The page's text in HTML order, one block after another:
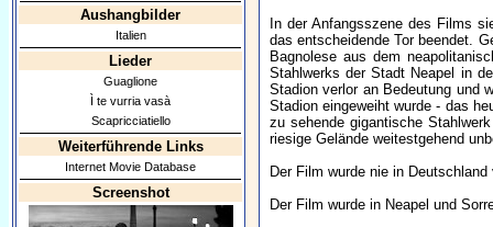
Aushangbilder
Italien
Lieder
Guaglione
Ì te vurria vasà
Scapricciatiello
Weiterführende Links
Internet Movie Database
Screenshot
In der Anfangsszene des Films
das entscheidende Tor beendet.
Bagnolese aus dem
Stahlwerks der Stadt Neapel in
Stadion verlor an Bedeutung und
Stadion eingeweiht wurde - das
zu sehende gigantische
riesige Gelände weitestgehend
Der Film wurde nie in
Der Film wurde in Neapel und